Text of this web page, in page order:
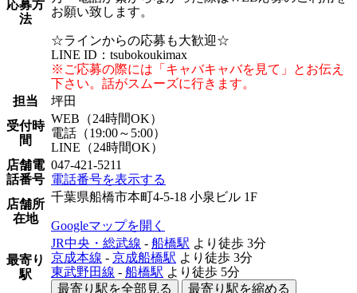
応募方
法
お願い致します。
☆ラインからの応募も大歓迎☆
LINE ID：tsubokoukimax
※ご応募の際には「キャバキャバを見て」とお伝え
下さい。話がスムーズに行きます。
担当
坪田
受付時
間
WEB（24時間OK）
電話（19:00～5:00）
LINE（24時間OK）
店舗電
話番号
047-421-5211
電話番号を表示する
店舗所
在地
千葉県船橋市本町4-5-18 小泉ビル 1F
Googleマップを開く
最寄り
駅
JR中央・総武線 - 船橋駅 より徒歩 3分
京成本線 - 京成船橋駅 より徒歩 3分
東武野田線 - 船橋駅 より徒歩 5分
最寄り駅を全部見る
最寄り駅を縮める